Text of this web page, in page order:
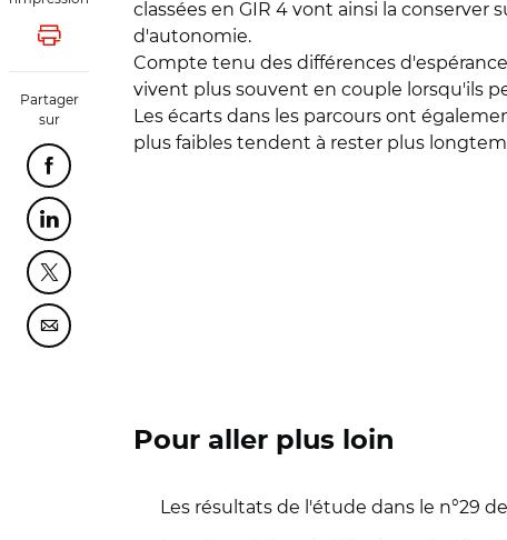
Lancer l'impression
Partager
sur
Partager cette page sur Facebook
Partager cette page sur Linkedin
Partager cette page sur Twitter
Partager cette page sur Courriel
classées en GIR 4 vont ainsi la
d'autonomie.
Compte tenu des différences
vivent plus souvent en couple lorsqu'ils
Les écarts dans les parcours ont
plus faibles tendent à rester plus
Pour aller plus loin
Les résultats de l'étude dans le n°29